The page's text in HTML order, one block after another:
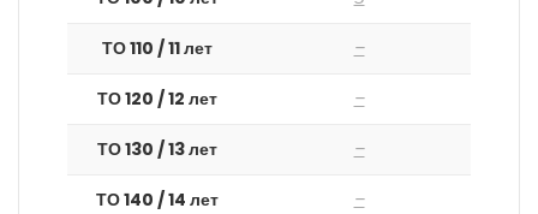
ТО 110 / 11 лет –
ТО 120 / 12 лет –
ТО 130 / 13 лет –
ТО 140 / 14 лет –